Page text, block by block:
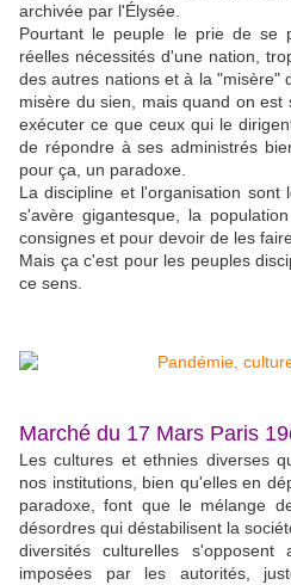
archivée par l'Élysée.
Pourtant le peuple le prie de se
réelles nécessités d'une nation,
des autres nations et à la "misère"
misère du sien, mais quand on est
exécuter ce que ceux qui le
de répondre à ses administrés
pour ça, un paradoxe.
La discipline et l'organisation
s'avère gigantesque, la
consignes et pour devoir de les
Mais ça c'est pour les peuples
ce sens.
Marché du 17 Mars Paris
Les cultures et ethnies diverses
nos institutions, bien qu'elles en
paradoxe, font que le mélange
désordres qui déstabilisent la
diversités culturelles
imposées par les autorités,